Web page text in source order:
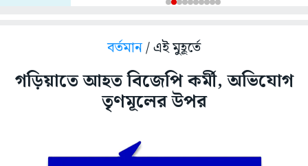
বর্তমান/ এই মুহূর্তে
গড়িয়াতে আহত বিজেপি কর্মী, অভিযোগ
তৃণমূলের উপর